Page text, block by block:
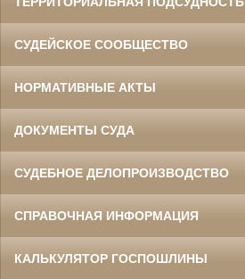
СУДЕЙСКОЕ СООБЩЕСТВО
НОРМАТИВНЫЕ АКТЫ
ДОКУМЕНТЫ СУДА
СУДЕБНОЕ ДЕЛОПРОИЗВОДСТВО
СПРАВОЧНАЯ ИНФОРМАЦИЯ
КАЛЬКУЛЯТОР ГОСПОШЛИНЫ